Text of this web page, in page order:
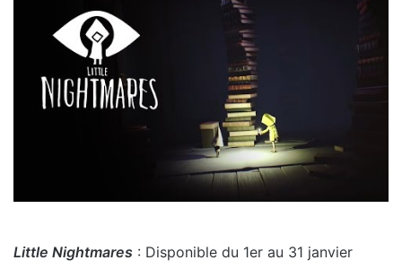
Little Nightmares : Disponible du 1er au 31 janvier